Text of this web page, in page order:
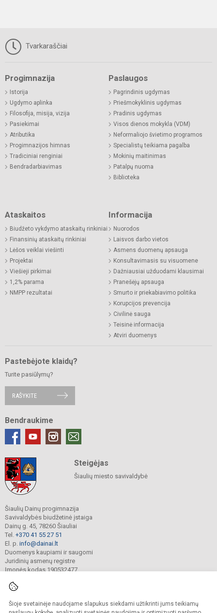
Šioje svetainėje naudojame slapukus siekdami užtikrinti jums teikiamų
Tvarkaraščiai
Progimnazija
Istorija
Ugdymo aplinka
Filosofija, misija, vizija
Pasiekimai
Atributika
Progimnazijos himnas
Tradiciniai renginiai
Bendradarbiavimas
Paslaugos
Pagrindinis ugdymas
Priešmokyklinis ugdymas
Pradinis ugdymas
Visos dienos mokykla (VDM)
Neformaliojo švietimo programos
Specialistų teikiama pagalba
Mokinių maitinimas
Patalpų nuoma
Biblioteka
Ataskaitos
Biudžeto vykdymo ataskaitų rinkiniai
Finansinių ataskaitų rinkiniai
Lėšos veiklai viešinti
Projektai
Viešieji pirkimai
1,2% parama
NMPP rezultatai
Informacija
Nuorodos
Laisvos darbo vietos
Asmens duomenų apsauga
Konsultavimasis su visuomene
Dažniausiai užduodami klausimai
Pranešėjų apsauga
Smurto ir priekabiavimo politika
Korupcijos prevencija
Civilinė sauga
Teisinė informacija
Atviri duomenys
Pastebėjote klaidų?
Turite pasiūlymų?
RAŠYKITE
Bendraukime
Steigėjas
Šiaulių miesto savivaldybė
Šiaulių Dainų progimnazija
Savivaldybės biudžetinė įstaiga
Dainų g. 45, 78260 Šiauliai
Tel. +370 41 55 27 51
El. p. info@dainai.lt
Duomenys kaupiami ir saugomi
Juridinių asmenų registre
Įmonės kodas 190532477
© 2023. Šiaulių Dainų progimnazija. Visos teisės saugomos.
Kopijuoti turinį be raštiško gimnazijos sutikimo griežtai draudžiama.